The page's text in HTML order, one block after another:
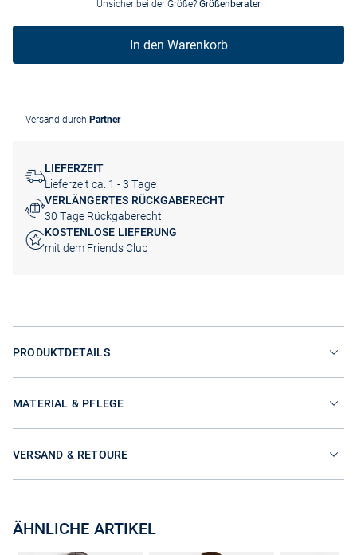
Unsicher bei der Größe? Größenberater
In den Warenkorb
Versand durch Partner
LIEFERZEIT
Lieferzeit ca. 1 - 3 Tage
VERLÄNGERTES RÜCKGABERECHT
30 Tage Rückgaberecht
KOSTENLOSE LIEFERUNG
mit dem Friends Club
PRODUKTDETAILS
MATERIAL & PFLEGE
VERSAND & RETOURE
ÄHNLICHE ARTIKEL